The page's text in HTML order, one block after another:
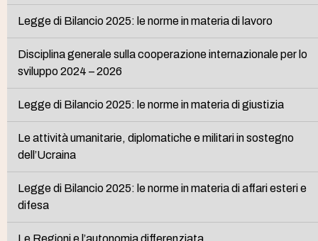
Legge di Bilancio 2025: le norme in materia di lavoro
Disciplina generale sulla cooperazione internazionale per lo
sviluppo 2024 – 2026
Legge di Bilancio 2025: le norme in materia di giustizia
Le attività umanitarie, diplomatiche e militari in sostegno
dell’Ucraina
Legge di Bilancio 2025: le norme in materia di affari esteri e
difesa